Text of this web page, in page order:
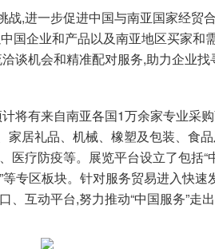
战,进一步促进中国与南亚国家经贸
国企业和产品以及南亚地区买家和
谈机会和精准配对服务,助力企业
将有来自南亚各国1万余家专业采
居礼品、机械、橡塑及包装、食
医疗防疫等。展览平台设立了包括“
等专区板块。针对服务贸易进入快
互动平台,努力推动“中国服务”走出